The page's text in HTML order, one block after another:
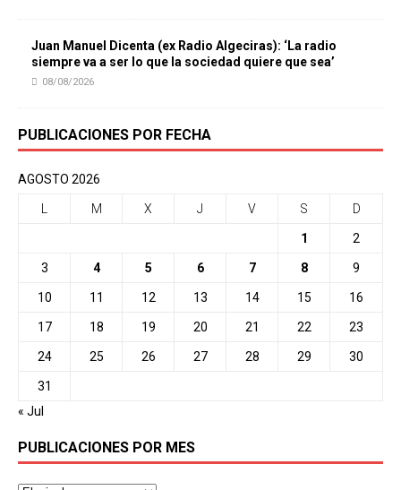
Juan Manuel Dicenta (ex Radio Algeciras): ‘La radio
siempre va a ser lo que la sociedad quiere que sea’
08/08/2026
PUBLICACIONES POR FECHA
AGOSTO 2026
M X J V S D
1 2
3 4 5 6 7 8 9
10 11 12 13 14 15 16
17 18 19 20 21 22 23
24 25 26 27 28 29 30
31
« Jul
PUBLICACIONES POR MES